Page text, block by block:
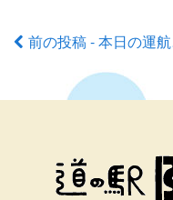
前前の投稿 - 本日の運航状況